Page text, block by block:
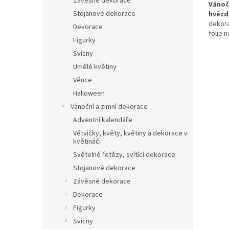
Stojanové dekorace
Dekorace
Figurky
Svícny
Umělé květiny
Věnce
Halloween
Vánoční a zimní dekorace
Adventní kalendáře
Větvičky, květy, květiny a dekorace v
květináči
Světelné řetězy, svítící dekorace
Stojanové dekorace
Závěsné dekorace
Dekorace
Figurky
Svícny
fólie